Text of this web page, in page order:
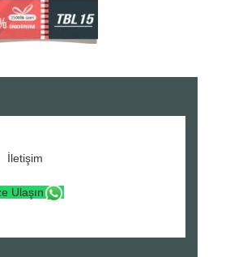
İletişim
Ulaşın